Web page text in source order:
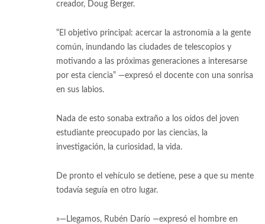
creador, Doug Berger.
“El objetivo principal: acercar la astronomía a la gente
común, inundando las ciudades de telescopios y
motivando a las próximas generaciones a interesarse
por esta ciencia” —expresó el docente con una sonrisa
en sus labios.
Nada de esto sonaba extraño a los oídos del joven
estudiante preocupado por las ciencias, la
investigación, la curiosidad, la vida.
De pronto el vehículo se detiene, pese a que su mente
todavía seguía en otro lugar.
»—Llegamos, Rubén Darío —expresó el hombre en